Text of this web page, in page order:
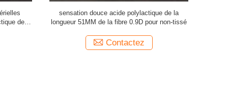
de
sensation douce acide polylactique de la
longueur 51MM de la fibre 0.9D pour non-tissé
Contactez